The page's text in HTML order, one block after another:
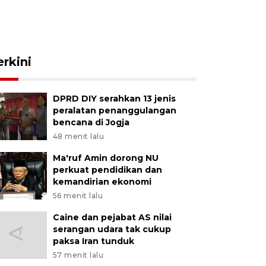
DPRD DIY serahkan 13 jenis
peralatan penanggulangan
bencana di Jogja
48 menit lalu
Ma'ruf Amin dorong NU
perkuat pendidikan dan
kemandirian ekonomi
56 menit lalu
Caine dan pejabat AS nilai
serangan udara tak cukup
paksa Iran tunduk
57 menit lalu